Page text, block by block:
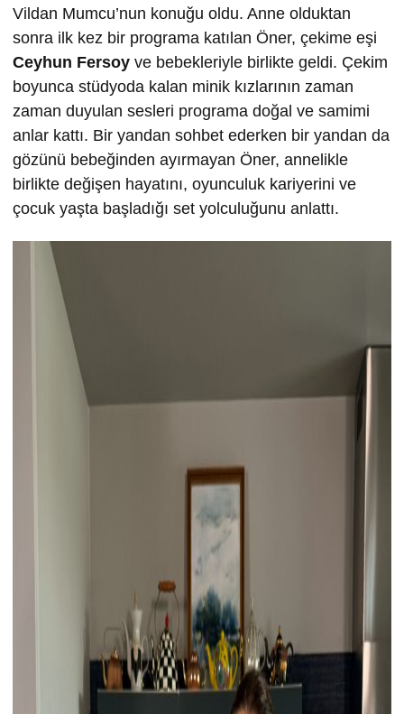
Vildan Mumcu’nun konuğu oldu. Anne olduktan
sonra ilk kez bir programa katılan Öner, çekime eşi
Ceyhun Fersoy ve bebekleriyle birlikte geldi. Çekim
boyunca stüdyoda kalan minik kızlarının zaman
zaman duyulan sesleri programa doğal ve samimi
anlar kattı. Bir yandan sohbet ederken bir yandan da
gözünü bebeğinden ayırmayan Öner, annelikle
birlikte değişen hayatını, oyunculuk kariyerini ve
çocuk yaşta başladığı set yolculuğunu anlattı.